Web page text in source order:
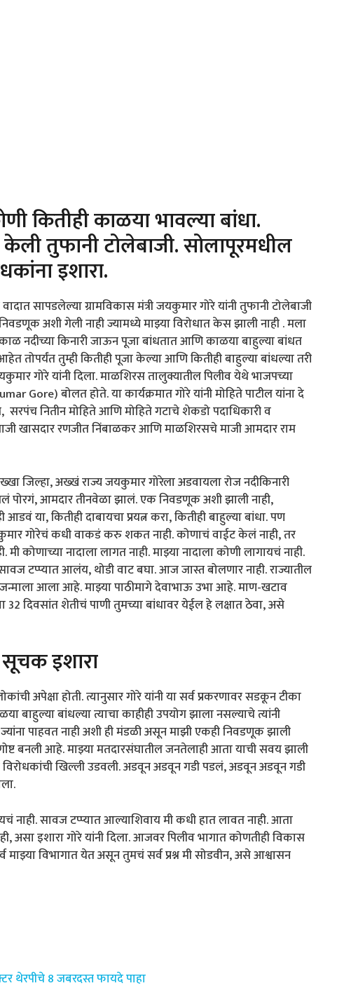
कितीही काळया भावल्या बांधा.
केली तुफानी टोलेबाजी. सोलापूरमधील
इशारा.
सापडलेल्या ग्रामविकास मंत्री जयकुमार गोरे यांनी तुफानी टोलेबाजी
अशी गेली नाही ज्यामध्ये माझ्या विरोधात केस झाली नाही . मला
नदीच्या किनारी जाऊन पूजा बांधतात आणि काळया बाहुल्या बांधत
तोपर्यंत तुम्ही कितीही पूजा केल्या आणि कितीही बाहुल्या बांधल्या तरी
गोरे यांनी दिला. माळशिरस तालुक्यातील पिलीव येथे भाजपच्या
Gore) बोलत होते. या कार्यक्रमात गोरे यांनी मोहिते पाटील यांना दे
नितीन मोहिते आणि मोहिते गटाचे शेकडो पदाधिकारी व
खासदार रणजीत निंबाळकर आणि माळशिरसचे माजी आमदार राम
जिल्हा, अख्खं राज्य जयकुमार गोरेला अडवायला रोज नदीकिनारी
पोरगं, आमदार तीनवेळा झालं. एक निवडणूक अशी झाली नाही,
या, कितीही दाबायचा प्रयत्न करा, कितीही बाहुल्या बांधा. पण
गोरेचं कधी वाकडं करु शकत नाही. कोणाचं वाईट केलं नाही, तर
कोणाच्या नादाला लागत नाही. माझ्या नादाला कोणी लागायचं नाही.
टप्प्यात आलंय, थोडी वाट बघा. आज जास्त बोलणार नाही. राज्यातील
जन्माला आला आहे. माझ्या पाठीमागे देवाभाऊ उभा आहे. माण-खटाव
दिवसांत शेतीचं पाणी तुमच्या बांधावर येईल हे लक्षात ठेवा, असे
इशारा
अपेक्षा होती. त्यानुसार गोरे यांनी या सर्व प्रकरणावर सडकून टीका
बाहुल्या बांधल्या त्याचा काहीही उपयोग झाला नसल्याचे त्यांनी
पाहवत नाही अशी ही मंडळी असून माझी एकही निवडणूक झाली
बनली आहे. माझ्या मतदारसंघातील जनतेलाही आता याची सवय झाली
खिल्ली उडवली. अडवून अडवून गडी पडलं, अडवून अडवून गडी
नाही. सावज टप्प्यात आल्याशिवाय मी कधी हात लावत नाही. आता
असा इशारा गोरे यांनी दिला. आजवर पिलीव भागात कोणतीही विकास
विभागात येत असून तुमचं सर्व प्रश्न मी सोडवीन, असे आश्वासन
थेरपीचे 8 जबरदस्त फायदे पाहा